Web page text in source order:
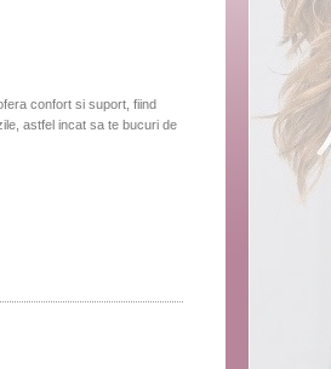
confort si suport, fiind
astfel incat sa te bucuri de